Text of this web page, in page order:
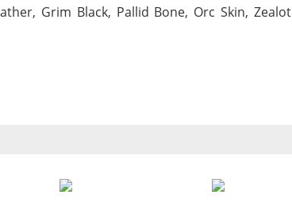
Grim Black, Pallid Bone, Orc Skin, Zealot